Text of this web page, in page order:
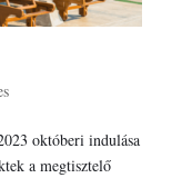
októberi indulása
a megtisztelő